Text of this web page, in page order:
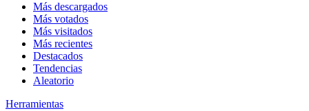
Más descargados
Más votados
Más visitados
Más recientes
Destacados
Tendencias
Aleatorio
Herramientas